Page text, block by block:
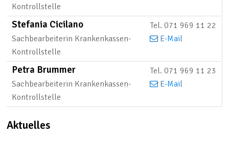
Kontrollstelle
Stefania Cicilano
Funktion
Sachbearbeiterin Krankenkassen-
Kontrollstelle
Tel. 071 969 11 22
E-Mail
Petra Brummer
Funktion
Sachbearbeiterin Krankenkassen-
Kontrollstelle
Tel. 071 969 11 23
E-Mail
Beschreibung Krankenkassen-Kontrollstelle
Aktuelles